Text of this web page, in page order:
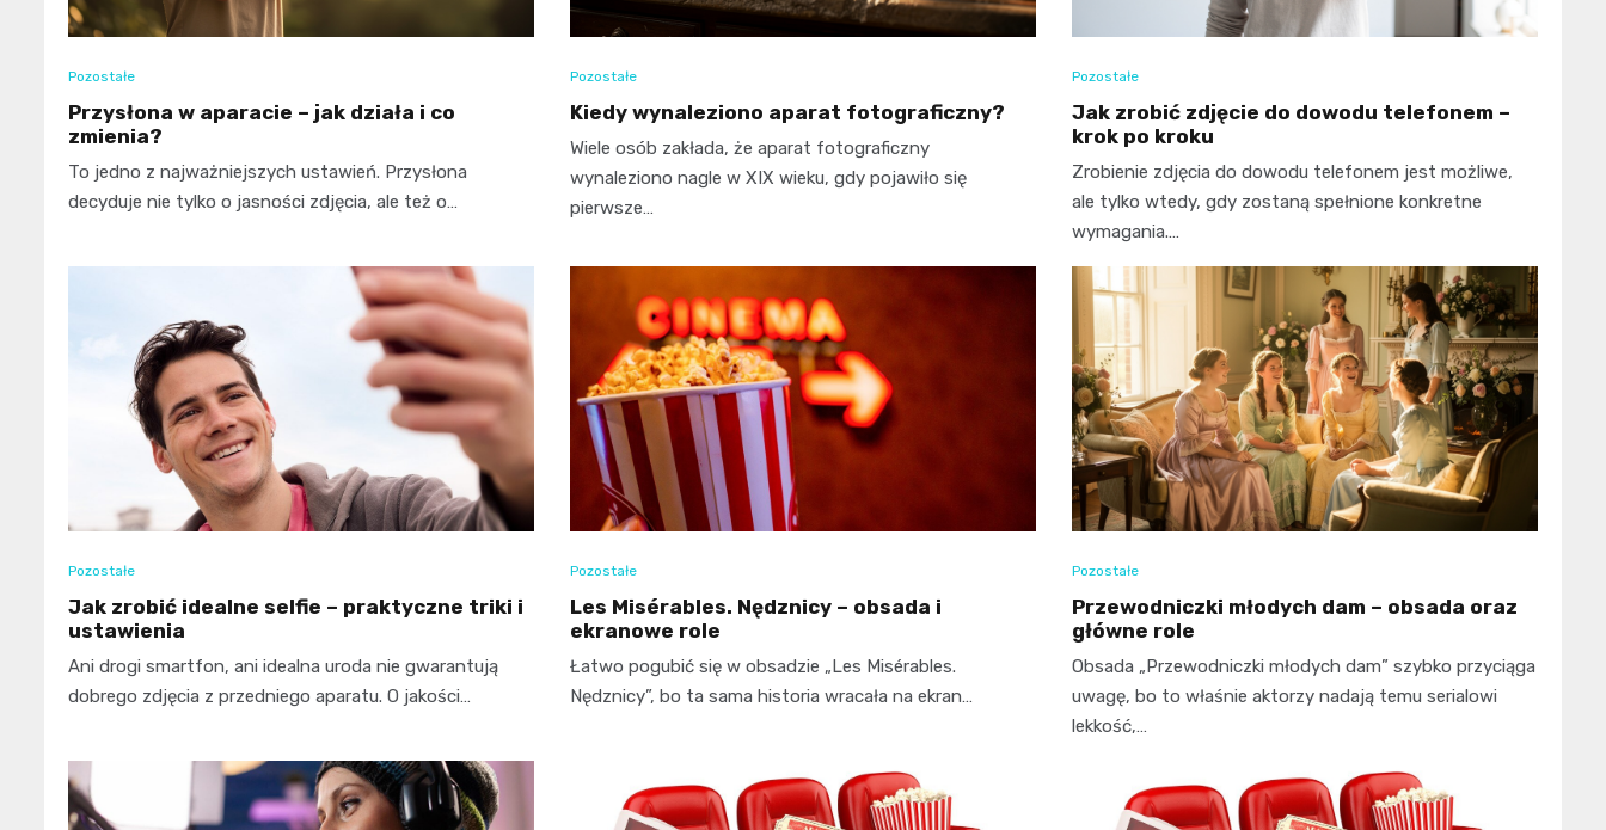
Pozostałe
Przysłona w aparacie – jak działa i co
zmienia?
To jedno z najważniejszych ustawień. Przysłona
decyduje nie tylko o jasności zdjęcia, ale też o…
Pozostałe
Kiedy wynaleziono aparat fotograficzny?
Wiele osób zakłada, że aparat fotograficzny
wynaleziono nagle w XIX wieku, gdy pojawiło się
pierwsze…
Pozostałe
Jak zrobić zdjęcie do dowodu telefonem –
krok po kroku
Zrobienie zdjęcia do dowodu telefonem jest możliwe,
ale tylko wtedy, gdy zostaną spełnione konkretne
wymagania.…
Pozostałe
Jak zrobić idealne selfie – praktyczne triki i
ustawienia
Ani drogi smartfon, ani idealna uroda nie gwarantują
dobrego zdjęcia z przedniego aparatu. O jakości…
Pozostałe
Les Misérables. Nędznicy – obsada i
ekranowe role
Łatwo pogubić się w obsadzie „Les Misérables.
Nędznicy”, bo ta sama historia wracała na ekran…
Pozostałe
Przewodniczki młodych dam – obsada oraz
główne role
Obsada „Przewodniczki młodych dam” szybko przyciąga
uwagę, bo to właśnie aktorzy nadają temu serialowi
lekkość,…